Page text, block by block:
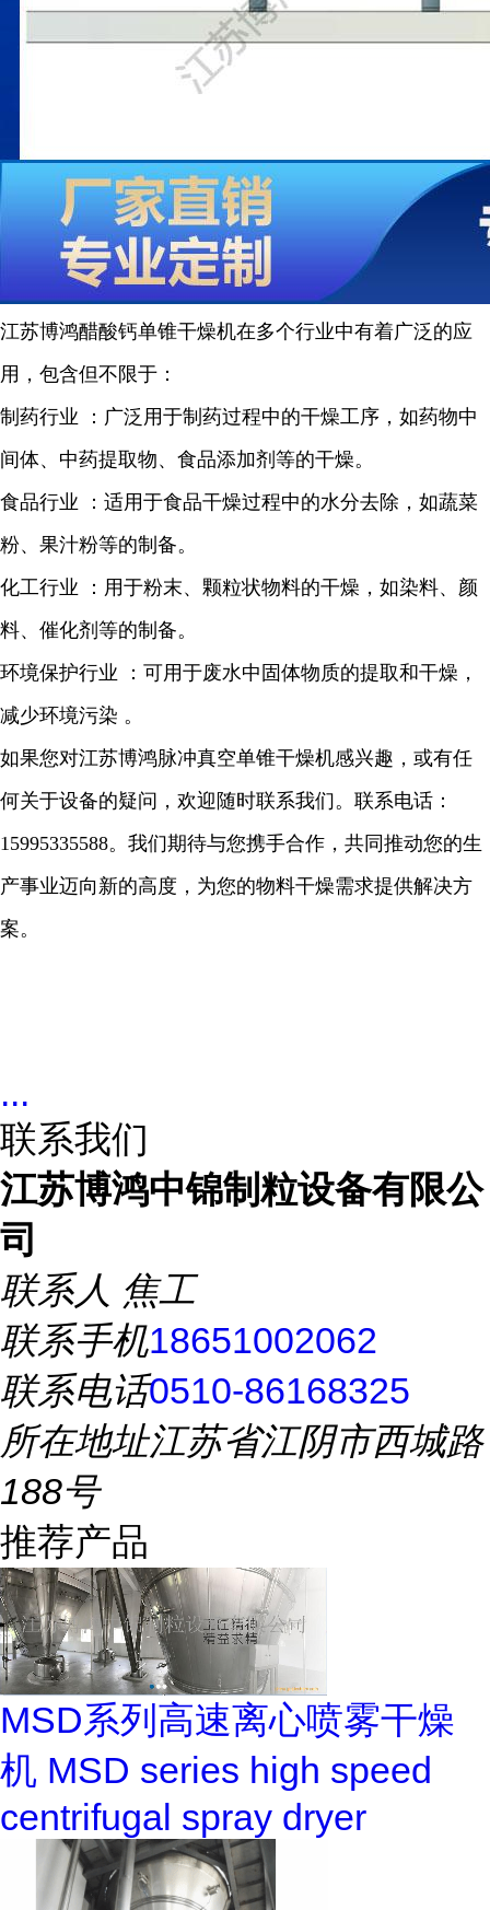
江苏博鸿醋酸钙单锥干燥机在多个行业中有着广泛的应
用，包含但不限于：
制药行业 ：广泛用于制药过程中的干燥工序，如药物中
间体、中药提取物、食品添加剂等的干燥。
食品行业 ：适用于食品干燥过程中的水分去除，如蔬菜
粉、果汁粉等的制备。
化工行业 ：用于粉末、颗粒状物料的干燥，如染料、颜
料、催化剂等的制备。
环境保护行业 ：可用于废水中固体物质的提取和干燥，
减少环境污染 。
如果您对江苏博鸿脉冲真空单锥干燥机感兴趣，或有任
何关于设备的疑问，欢迎随时联系我们。联系电话：
15995335588。我们期待与您携手合作，共同推动您的生
产事业迈向新的高度，为您的物料干燥需求提供解决方
案。
...
联系我们
江苏博鸿中锦制粒设备有限公
司
联系人 焦工
联系手机18651002062
联系电话0510-86168325
所在地址江苏省江阴市西城路
188号
推荐产品
MSD系列高速离心喷雾干燥
机 MSD series high speed
centrifugal spray dryer